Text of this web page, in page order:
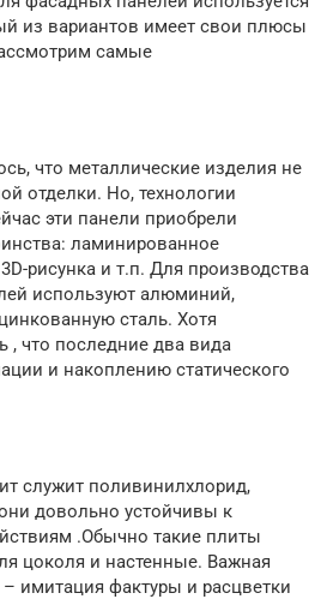
из вариантов имеет свои плюсы
самые
что металлические изделия не
отделки. Но, технологии
эти панели приобрели
ламинированное
рисунка и т.п. Для производства
используют алюминий,
сталь. Хотя
, что последние два вида
и накоплению статического
служит поливинилхлорид,
довольно устойчивы к
.Обычно такие плиты
цоколя и настенные. Важная
имитация фактуры и расцветки